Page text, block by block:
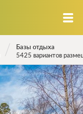
Базы отдыха
5425 вариантов